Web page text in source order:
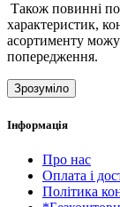
Також повинні
характеристик,
асортименту
попередження.
Зрозуміло
Інформація
Про нас
Оплата і
Політика